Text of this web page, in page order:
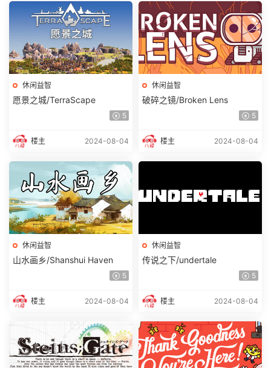
休闲益智
愿景之城/TerraScape
5
楼主 2024-08-04
休闲益智
破碎之镜/Broken Lens
5
楼主 2024-08-04
休闲益智
山水画乡/Shanshui Haven
5
楼主 2024-08-04
休闲益智
传说之下/undertale
5
楼主 2024-08-04